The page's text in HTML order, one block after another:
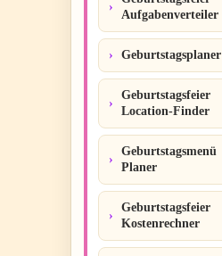
Aufgabenverteiler
Geburtstagsplaner
Geburtstagsfeier
Location-Finder
Geburtstagsmenü
Planer
Geburtstagsfeier
Kostenrechner